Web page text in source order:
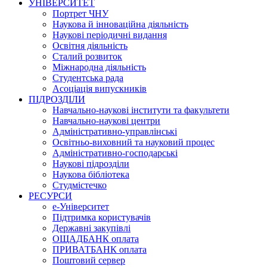
УНІВЕРСИТЕТ
Портрет ЧНУ
Наукова й інноваційна діяльність
Наукові періодичні видання
Освітня діяльність
Сталий розвиток
Міжнародна діяльність
Студентська рада
Асоціація випускників
ПІДРОЗДІЛИ
Навчально-наукові інститути та факультети
Навчально-наукові центри
Адміністративно-управлінські
Освітньо-виховний та науковий процес
Адміністративно-господарські
Наукові підрозділи
Наукова бібліотека
Студмістечко
РЕСУРСИ
е-Університет
Підтримка користувачів
Державні закупівлі
ОЩАДБАНК оплата
ПРИВАТБАНК оплата
Поштовий сервер